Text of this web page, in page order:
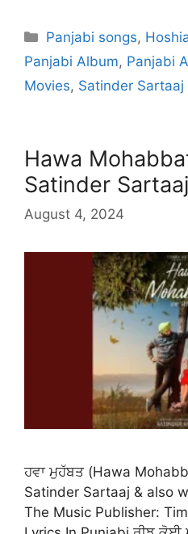
Categories
Panjabi songs,
Panjabi Album, Panjabi
Movies, Satinder Sartaaj
Hawa
Satinder Sartaaj
August 4, 2024
ਹਵਾ ਮੁਹੱਬਤ (Hawa
Satinder Sartaaj & also
The Music Publisher: